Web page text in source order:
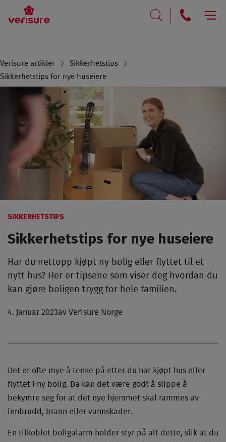
Breadcrumb
Verisure artikler
Sikkerhetstips
Sikkerhetstips for nye huseiere
SIKKERHETSTIPS
Sikkerhetstips for nye huseiere
Har du nettopp kjøpt ny bolig eller flyttet til et
nytt hus? Her er tipsene som viser deg hvordan du
kan gjøre boligen trygg for hele familien.
4. januar 2023av Verisure Norge
Det er ofte mye å tenke på etter du har kjøpt hus eller
flyttet i ny bolig. Da kan det være godt å slippe å
bekymre seg for at det nye hjemmet skal rammes av
innbrudd, brann eller vannskader.
En tilkoblet boligalarm holder styr på alt dette, slik at du